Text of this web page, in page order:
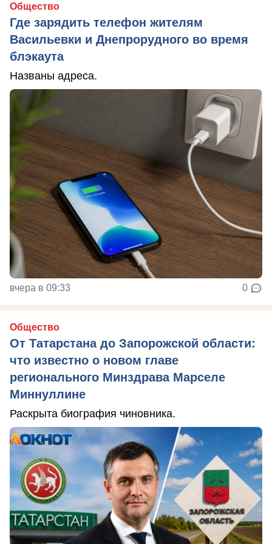
Общество
Где зарядить телефон жителям
Васильевки и Днепрорудного во время
блэкаута
Названы адреса.
вчера в 09:33 0
Общество
От Татарстана до Запорожской области:
что известно о новом главе
регионального Минздрава Марселе
Миннуллине
Раскрыта биография чиновника.